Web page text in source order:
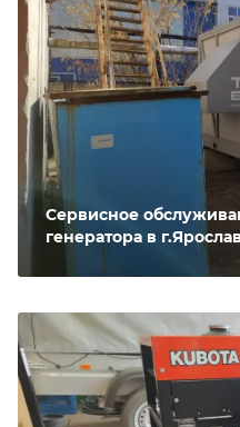
Сервисное
генератора в